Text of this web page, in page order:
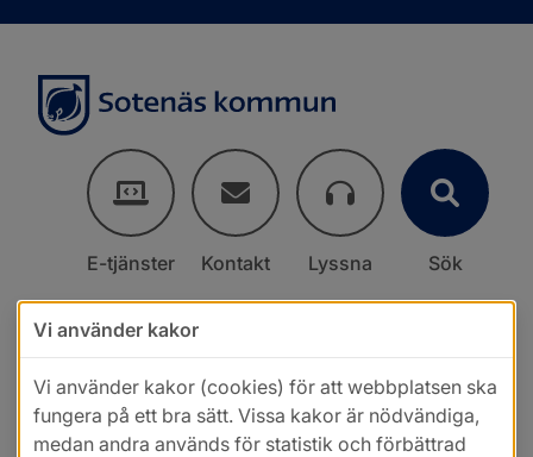
E-tjänster Kontakt Lyssna Sök
Vi använder kakor
Vi använder kakor (cookies) för att webbplatsen ska
fungera på ett bra sätt. Vissa kakor är nödvändiga,
medan andra används för statistik och förbättrad